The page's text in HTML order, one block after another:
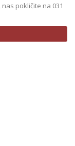
pokličite na 031